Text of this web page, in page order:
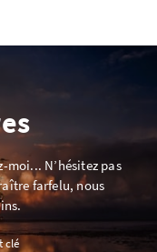
moi... N’hésitez pas
farfelu, nous
clé